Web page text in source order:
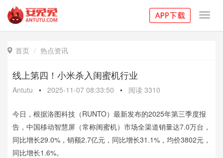
 首页 热点资讯
线上第四！小米杀入闺蜜机行业
Antutu • 2025-11-07 08:33:50 • 阅读 3310
今日，根据洛图科技（RUNTO）最新发布的2025年第三季度报
告，中国移动智慧屏（常称闺蜜机）市场全渠道销量达7.0万台，
同比增长29.0%，销额2.7亿元，同比增长31.1%，均价3802元，
同比增长1.6%。